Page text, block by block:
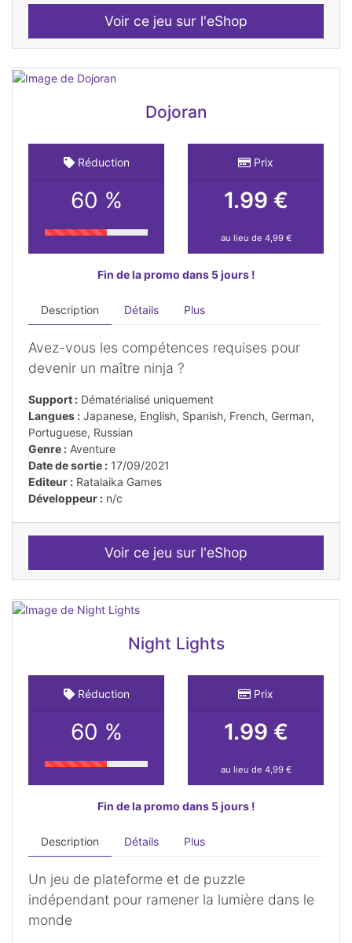
Voir ce jeu sur l'eShop
Dojoran
Réduction
60 %
Prix
1.99 €
au lieu de 4,99 €
Fin de la promo dans 5 jours !
Description Détails Plus
Avez-vous les compétences requises pour
devenir un maître ninja ?
Support : Dématérialisé uniquement
Langues : Japanese, English, Spanish, French, German,
Portuguese, Russian
Genre : Aventure
Date de sortie : 17/09/2021
Editeur : Ratalaika Games
Développeur : n/c
Voir ce jeu sur l'eShop
Night Lights
Réduction
60 %
Prix
1.99 €
au lieu de 4,99 €
Fin de la promo dans 5 jours !
Description Détails Plus
Un jeu de plateforme et de puzzle
indépendant pour ramener la lumière dans le
monde